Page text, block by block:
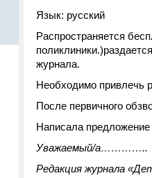
Язык: русский
Распространяется
журнала.
Необходимо привлечь
После первичного
Написала предложение
Уважаемый/а…………..
Редакция журнала